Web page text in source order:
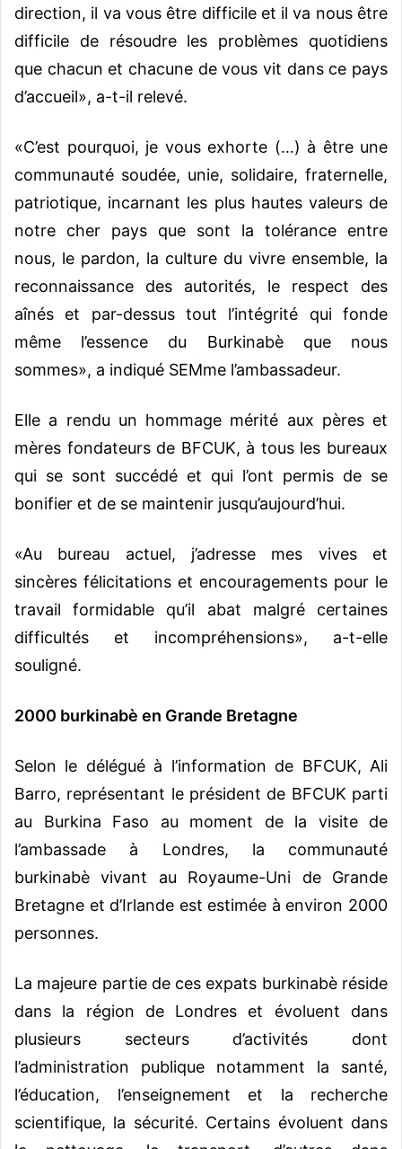
direction, il va vous être difficile et il va nous être
difficile de résoudre les problèmes quotidiens
que chacun et chacune de vous vit dans ce pays
d’accueil», a-t-il relevé.
«C’est pourquoi, je vous exhorte (…) à être une
communauté soudée, unie, solidaire, fraternelle,
patriotique, incarnant les plus hautes valeurs de
notre cher pays que sont la tolérance entre
nous, le pardon, la culture du vivre ensemble, la
reconnaissance des autorités, le respect des
aînés et par-dessus tout l’intégrité qui fonde
même l’essence du Burkinabè que nous
sommes», a indiqué SEMme l’ambassadeur.
Elle a rendu un hommage mérité aux pères et
mères fondateurs de BFCUK, à tous les bureaux
qui se sont succédé et qui l’ont permis de se
bonifier et de se maintenir jusqu’aujourd’hui.
«Au bureau actuel, j’adresse mes vives et
sincères félicitations et encouragements pour le
travail formidable qu’il abat malgré certaines
difficultés et incompréhensions», a-t-elle
souligné.
2000 burkinabè en Grande Bretagne
Selon le délégué à l’information de BFCUK, Ali
Barro, représentant le président de BFCUK parti
au Burkina Faso au moment de la visite de
l’ambassade à Londres, la communauté
burkinabè vivant au Royaume-Uni de Grande
Bretagne et d’Irlande est estimée à environ 2000
personnes.
La majeure partie de ces expats burkinabè réside
dans la région de Londres et évoluent dans
plusieurs secteurs d’activités dont
l’administration publique notamment la santé,
l’éducation, l’enseignement et la recherche
scientifique, la sécurité. Certains évoluent dans